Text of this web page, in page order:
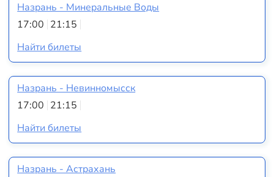
Назрань - Минеральные Воды
17:00 21:15
Найти билеты
Назрань - Невинномысск
17:00 21:15
Найти билеты
Назрань - Астрахань